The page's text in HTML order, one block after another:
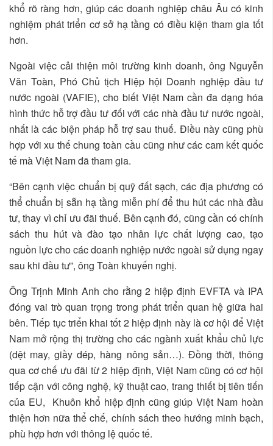
khổ rõ ràng hơn, giúp các doanh nghiệp châu Âu có kinh
nghiệm phát triển cơ sở hạ tầng có điều kiện tham gia tốt
hơn.
Ngoài việc cải thiện môi trường kinh doanh, ông Nguyễn
Văn Toàn, Phó Chủ tịch Hiệp hội Doanh nghiệp đầu tư
nước ngoài (VAFIE), cho biết Việt Nam cần đa dạng hóa
hình thức hỗ trợ đầu tư đối với các nhà đầu tư nước ngoài,
nhất là các biện pháp hỗ trợ sau thuế. Điều này cũng phù
hợp với xu thế chung toàn cầu cũng như các cam kết quốc
tế mà Việt Nam đã tham gia.
“Bên cạnh việc chuẩn bị quỹ đất sạch, các địa phương có
thể chuẩn bị sẵn hạ tầng miễn phí để thu hút các nhà đầu
tư, thay vì chỉ ưu đãi thuế. Bên cạnh đó, cũng cần có chính
sách thu hút và đào tạo nhân lực chất lượng cao, tạo
nguồn lực cho các doanh nghiệp nước ngoài sử dụng ngay
sau khi đầu tư”, ông Toàn khuyến nghị.
Ông Trịnh Minh Anh cho rằng 2 hiệp định EVFTA và IPA
đóng vai trò quan trọng trong phát triển quan hệ giữa hai
bên. Tiếp tục triển khai tốt 2 hiệp định này là cơ hội để Việt
Nam mở rộng thị trường cho các ngành xuất khẩu chủ lực
(dệt may, giầy dép, hàng nông sản…). Đồng thời, thông
qua cơ chế ưu đãi từ 2 hiệp định, Việt Nam cũng có cơ hội
tiếp cận với công nghệ, kỹ thuật cao, trang thiết bị tiên tiến
của EU, Khuôn khổ hiệp định cũng giúp Việt Nam hoàn
thiện hơn nữa thể chế, chính sách theo hướng minh bạch,
phù hợp hơn với thông lệ quốc tế.